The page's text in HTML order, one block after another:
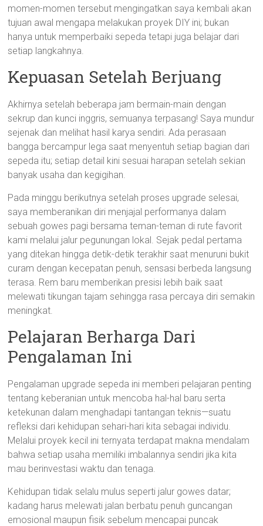
momen-momen tersebut mengingatkan saya kembali akan
tujuan awal mengapa melakukan proyek DIY ini; bukan
hanya untuk memperbaiki sepeda tetapi juga belajar dari
setiap langkahnya.
Kepuasan Setelah Berjuang
Akhirnya setelah beberapa jam bermain-main dengan
sekrup dan kunci inggris, semuanya terpasang! Saya mundur
sejenak dan melihat hasil karya sendiri. Ada perasaan
bangga bercampur lega saat menyentuh setiap bagian dari
sepeda itu; setiap detail kini sesuai harapan setelah sekian
banyak usaha dan kegigihan.
Pada minggu berikutnya setelah proses upgrade selesai,
saya memberanikan diri menjajal performanya dalam
sebuah gowes pagi bersama teman-teman di rute favorit
kami melalui jalur pegunungan lokal. Sejak pedal pertama
yang ditekan hingga detik-detik terakhir saat menuruni bukit
curam dengan kecepatan penuh, sensasi berbeda langsung
terasa. Rem baru memberikan presisi lebih baik saat
melewati tikungan tajam sehingga rasa percaya diri semakin
meningkat.
Pelajaran Berharga Dari
Pengalaman Ini
Pengalaman upgrade sepeda ini memberi pelajaran penting
tentang keberanian untuk mencoba hal-hal baru serta
ketekunan dalam menghadapi tantangan teknis—suatu
refleksi dari kehidupan sehari-hari kita sebagai individu.
Melalui proyek kecil ini ternyata terdapat makna mendalam
bahwa setiap usaha memiliki imbalannya sendiri jika kita
mau berinvestasi waktu dan tenaga.
Kehidupan tidak selalu mulus seperti jalur gowes datar;
kadang harus melewati jalan berbatu penuh guncangan
emosional maupun fisik sebelum mencapai puncak